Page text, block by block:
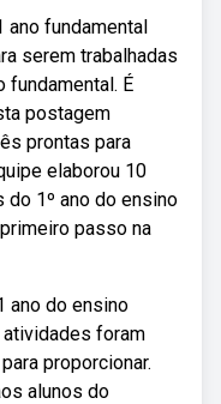
ano fundamental
serem trabalhadas
fundamental. É
postagem
prontas para
elaborou 10
1º ano do ensino
passo na
ano do ensino
atividades foram
proporcionar.
alunos do